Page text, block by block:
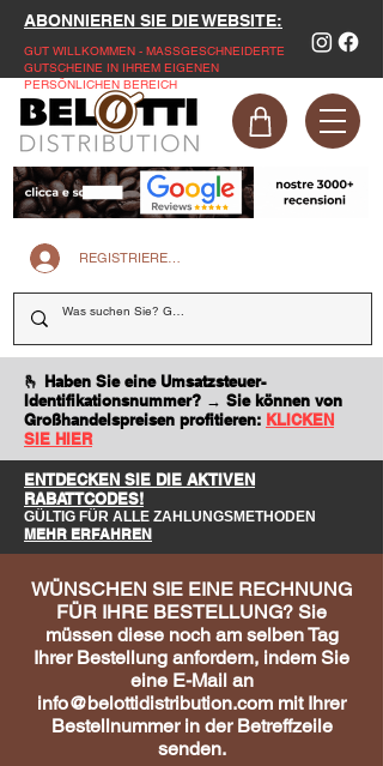
ABONNIEREN SIE DIE WEBSITE:
GUT WILLKOMMEN - MASSGESCHNEIDERTE
GUTSCHEINE IN IHREM EIGENEN
PERSÖNLICHEN BEREICH
REGISTRIEREN SIE SICH AUF DER WEBSITE
🫰 Haben Sie eine Umsatzsteuer-
Identifikationsnummer? → Sie können von
Großhandelspreisen profitieren: KLICKEN
SIE HIER
ENTDECKEN SIE DIE AKTIVEN
RABATTCODES!
GÜLTIG FÜR ALLE ZAHLUNGSMETHODEN
MEHR ERFAHREN
WÜNSCHEN SIE EINE RECHNUNG
FÜR IHRE BESTELLUNG? Sie
müssen diese noch am selben Tag
Ihrer Bestellung anfordern, indem Sie
eine E-Mail an
info@belottidistribution.com mit Ihrer
Bestellnummer in der Betreffzeile
senden.